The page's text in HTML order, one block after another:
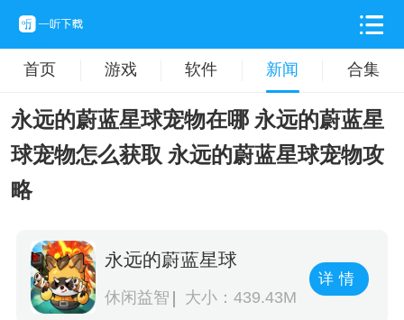
首页 游戏 软件 新闻 合集
永远的蔚蓝星球宠物在哪 永远的蔚蓝星
球宠物怎么获取 永远的蔚蓝星球宠物攻
略
永远的蔚蓝星球
休闲益智 大小：439.43M
详情